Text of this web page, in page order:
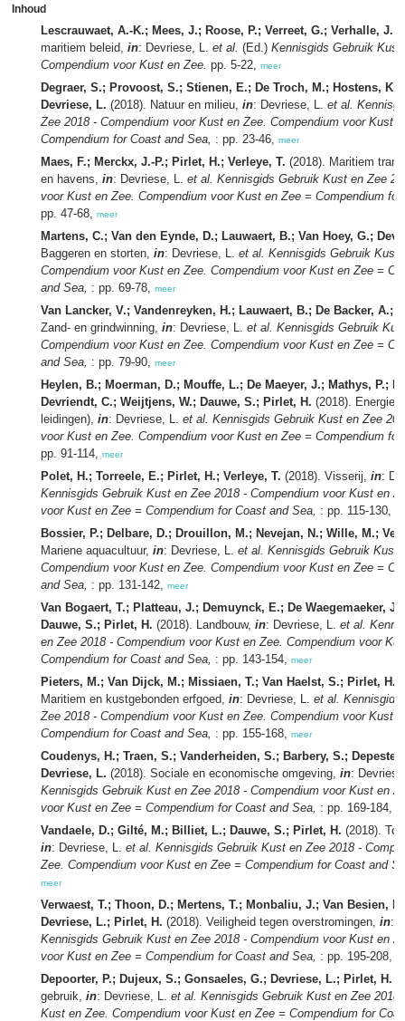
Inhoud
Lescrauwaet, A.-K.; Mees, J.; Roose, P.; Verreet, G.; Verhalle, J.
maritiem beleid, in: Devriese, L. et al. (Ed.) Kennisgids Gebruik Kust
Compendium voor Kust en Zee. pp. 5-22, meer
Degraer, S.; Provoost, S.; Stienen, E.; De Troch, M.; Hostens,
Devriese, L. (2018). Natuur en milieu, in: Devriese, L. et al.
Zee 2018 - Compendium voor Kust en Zee. Compendium voor Kust
Compendium for Coast and Sea, : pp. 23-46, meer
Maes, F.; Merckx, J.-P.; Pirlet, H.; Verleye, T. (2018). Maritiem
en havens, in: Devriese, L. et al. Kennisgids Gebruik Kust en Zee
voor Kust en Zee. Compendium voor Kust en Zee = Compendium
pp. 47-68, meer
Martens, C.; Van den Eynde, D.; Lauwaert, B.; Van Hoey, G.;
Baggeren en storten, in: Devriese, L. et al. Kennisgids Gebruik Kust
Compendium voor Kust en Zee. Compendium voor Kust en Zee =
and Sea, : pp. 69-78, meer
Van Lancker, V.; Vandenreyken, H.; Lauwaert, B.; De Backer, A.;
Zand- en grindwinning, in: Devriese, L. et al. Kennisgids Gebruik
Compendium voor Kust en Zee. Compendium voor Kust en Zee =
and Sea, : pp. 79-90, meer
Heylen, B.; Moerman, D.; Mouffe, L.; De Maeyer, J.; Mathys, P.;
Devriendt, C.; Weijtjens, W.; Dauwe, S.; Pirlet, H. (2018). Energie
leidingen), in: Devriese, L. et al. Kennisgids Gebruik Kust en Zee
voor Kust en Zee. Compendium voor Kust en Zee = Compendium
pp. 91-114, meer
Polet, H.; Torreele, E.; Pirlet, H.; Verleye, T. (2018). Visserij, in:
Kennisgids Gebruik Kust en Zee 2018 - Compendium voor Kust en
voor Kust en Zee = Compendium for Coast and Sea, : pp. 115-130,
Bossier, P.; Delbare, D.; Drouillon, M.; Nevejan, N.; Wille, M.;
Mariene aquacultuur, in: Devriese, L. et al. Kennisgids Gebruik Kust
Compendium voor Kust en Zee. Compendium voor Kust en Zee =
and Sea, : pp. 131-142, meer
Van Bogaert, T.; Platteau, J.; Demuynck, E.; De Waegemaeker,
Dauwe, S.; Pirlet, H. (2018). Landbouw, in: Devriese, L. et al.
en Zee 2018 - Compendium voor Kust en Zee. Compendium voor
Compendium for Coast and Sea, : pp. 143-154, meer
Pieters, M.; Van Dijck, M.; Missiaen, T.; Van Haelst, S.; Pirlet, H.;
Maritiem en kustgebonden erfgoed, in: Devriese, L. et al. Kennisgids
Zee 2018 - Compendium voor Kust en Zee. Compendium voor Kust
Compendium for Coast and Sea, : pp. 155-168, meer
Coudenys, H.; Traen, S.; Vanderheiden, S.; Barbery, S.;
Devriese, L. (2018). Sociale en economische omgeving, in:
Kennisgids Gebruik Kust en Zee 2018 - Compendium voor Kust en
voor Kust en Zee = Compendium for Coast and Sea, : pp. 169-184,
Vandaele, D.; Gilté, M.; Billiet, L.; Dauwe, S.; Pirlet, H. (2018).
in: Devriese, L. et al. Kennisgids Gebruik Kust en Zee 2018 -
Zee. Compendium voor Kust en Zee = Compendium for Coast and
meer
Verwaest, T.; Thoon, D.; Mertens, T.; Monbaliu, J.; Van Besien,
Devriese, L.; Pirlet, H. (2018). Veiligheid tegen overstromingen, in:
Kennisgids Gebruik Kust en Zee 2018 - Compendium voor Kust en
voor Kust en Zee = Compendium for Coast and Sea, : pp. 195-208,
Depoorter, P.; Dujeux, S.; Gonsaeles, G.; Devriese, L.; Pirlet, H.
gebruik, in: Devriese, L. et al. Kennisgids Gebruik Kust en Zee 2018
Kust en Zee. Compendium voor Kust en Zee = Compendium for